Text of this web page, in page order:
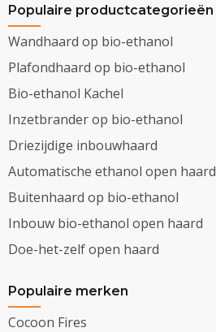
Populaire productcategorieën
Wandhaard op bio-ethanol
Plafondhaard op bio-ethanol
Bio-ethanol Kachel
Inzetbrander op bio-ethanol
Driezijdige inbouwhaard
Automatische ethanol open haard
Buitenhaard op bio-ethanol
Inbouw bio-ethanol open haard
Doe-het-zelf open haard
Populaire merken
Cocoon Fires